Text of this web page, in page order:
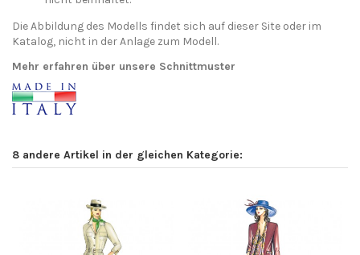
Die Abbildung des Modells findet sich auf dieser Site oder im
Katalog, nicht in der Anlage zum Modell.
Mehr erfahren über unsere Schnittmuster
8 andere Artikel in der gleichen Kategorie: